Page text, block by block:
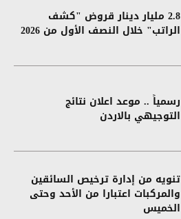
2.8 مليار دينار قروض "كشف
الراتب" خلال النصف الأول من 2026
رسمياً .. موعد اعلان نتائج
التوجيهي بالاردن
تنويه من إدارة ترخيص السائقين
والمركبات اعتبارا من الأحد وحتى
الخميس